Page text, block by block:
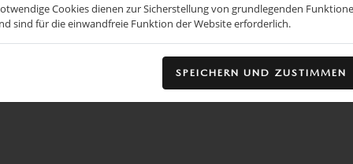
Cookies dienen zur Sicherstellung von grundlegenden
sind für die einwandfreie Funktion der Website erforderlich.
SPEICHERN UND ZUSTIMMEN